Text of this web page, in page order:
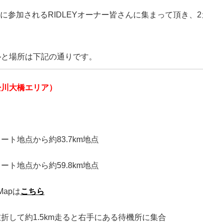
参加されるRIDLEYオーナー皆さんに集まって頂き、
場所は下記の通りです。
大橋エリア）
ト地点から約83.7km地点
ト地点から約59.8km地点
はこちら
して約1.5km走ると右手にある待機所に集合